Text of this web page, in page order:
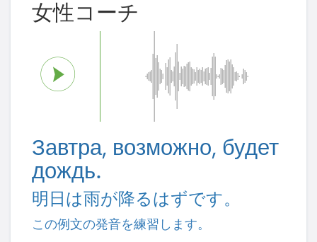
女性コーチ
Завтра, возможно, будет
дождь.
明日は雨が降るはずです。
この例文の発音を練習します。